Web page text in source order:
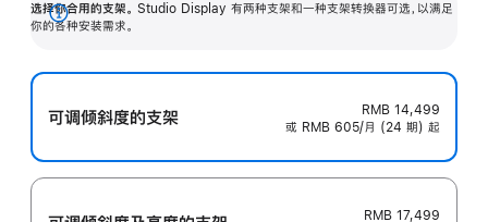
选择你合用的支架。 Studio Display 有两种支架和一种支架转换器可选，以满足
你的各种安装需求。
展
可调倾斜度的支架
RMB 14,499
或 RMB 605/月 (24 期) 起
RMB 17,499